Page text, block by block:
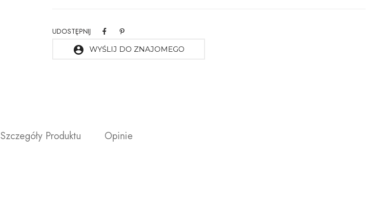
UDOSTĘPNIJ
account_circle WYŚLIJ DO ZNAJOMEGO
Szczegóły Produktu Opinie